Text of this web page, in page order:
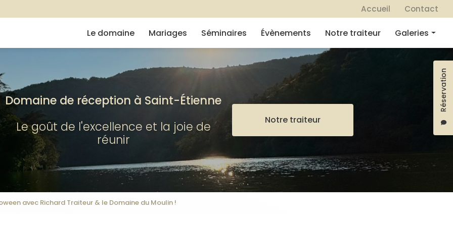
Réservation
Accueil Contact
Le domaine
Mariages Séminaires Évènements Notre traiteur Galeries
Domaine de réception à Saint-Étienne
Le goût de l'excellence et la joie de
réunir
Notre traiteur
avec Richard Traiteur & le Domaine du Moulin !